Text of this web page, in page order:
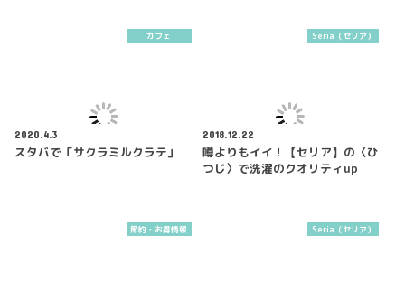
カフェ
2020.4.3
スタバで「サクラミルクラテ」
Seria（セリア）
2018.12.22
噂よりもイイ！【セリア】の〈ひ
つじ〉で洗濯のクオリティup
節約・お得情報 Seria（セリア）